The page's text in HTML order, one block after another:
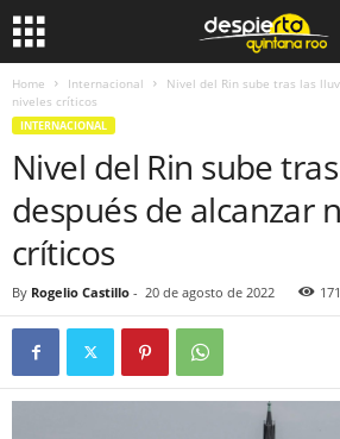
Home Internacional
Nivel del Rin sube tras las
niveles críticos
INTERNACIONAL
Nivel del Rin sube
después de alcanzar
críticos
By Rogelio Castillo - 20 de agosto de 2022 171